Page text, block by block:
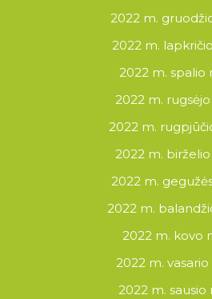
2022 m.
2022 m.
2022 m. spalio
2022 m.
2022 m.
2022 m.
2022 m.
2022 m.
2022 m. kovo
2022 m. vasario
2022 m. sausio